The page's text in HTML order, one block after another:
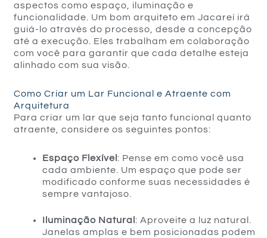
aspectos como espaço, iluminação e
funcionalidade. Um bom arquiteto em Jacareí irá
guiá-lo através do processo, desde a concepção
até a execução. Eles trabalham em colaboração
com você para garantir que cada detalhe esteja
alinhado com sua visão.
Como Criar um Lar Funcional e Atraente com
Arquitetura
Para criar um lar que seja tanto funcional quanto
atraente, considere os seguintes pontos:
Espaço Flexível: Pense em como você usa
cada ambiente. Um espaço que pode ser
modificado conforme suas necessidades é
sempre vantajoso.
Iluminação Natural: Aproveite a luz natural.
Janelas amplas e bem posicionadas podem